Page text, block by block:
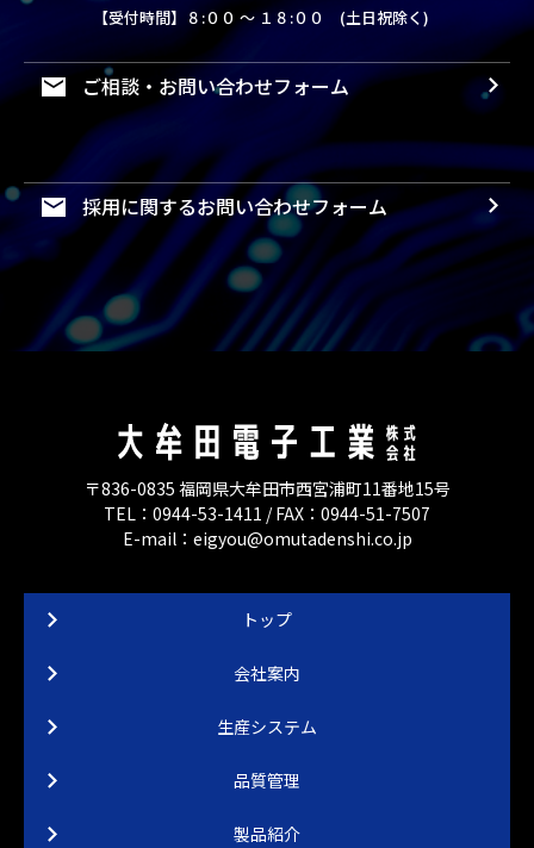
【受付時間】８:００ ～ １８:００ (土日祝除く)
ご相談・お問い合わせフォーム
採用に関するお問い合わせフォーム
〒836-0835 福岡県大牟田市西宮浦町11番地15号
TEL：0944-53-1411 / FAX：0944-51-7507
E-mail：eigyou@omutadenshi.co.jp
トップ
会社案内
生産システム
品質管理
製品紹介